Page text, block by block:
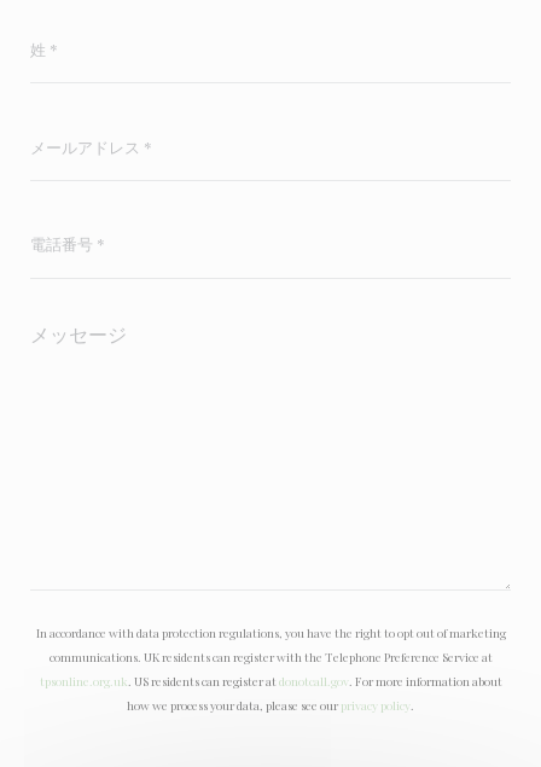
In accordance with data protection regulations, you have the right to opt out of marketing
communications. UK residents can register with the Telephone Preference Service at
tpsonline.org.uk . US residents can register at donotcall.gov . For more information about
how we process your data, please see our privacy policy